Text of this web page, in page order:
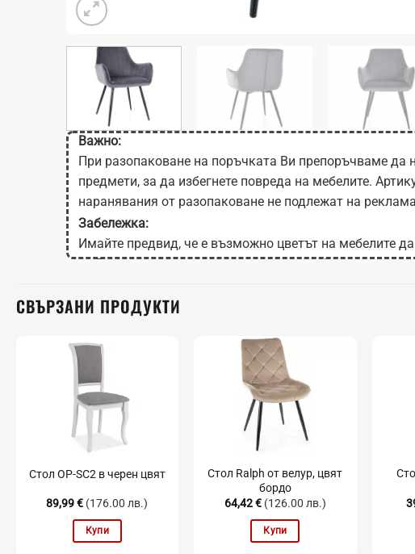
Важно:
При разопаковане на поръчката Ви препоръчваме да
предмети, за да избегнете повреда на мебелите.
наранявания от разопаковане не подлежат на
Забележка:
Имайте предвид, че е възможно цветът на мебелите
на Вашия екран в зависимост от настройките на
СВЪРЗАНИ ПРОДУКТИ
Стол OP-SC2 в черен цвят
89,99€ (176.00 лв.)
Купи
Стол Ralph от велур, цвят
бордо
64,42€ (126.00 лв.)
Купи